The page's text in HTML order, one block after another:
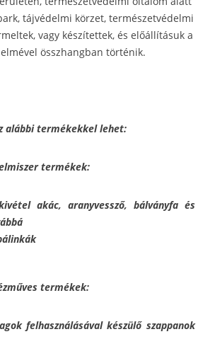
tájvédelmi körzet, természetvédelmi
vagy készítettek, és előállításuk a
összhangban történik.
alábbi termékekkel lehet:
termékek:
akác, aranyvessző, bálványfa és
termékek:
felhasználásával készülő szappanok